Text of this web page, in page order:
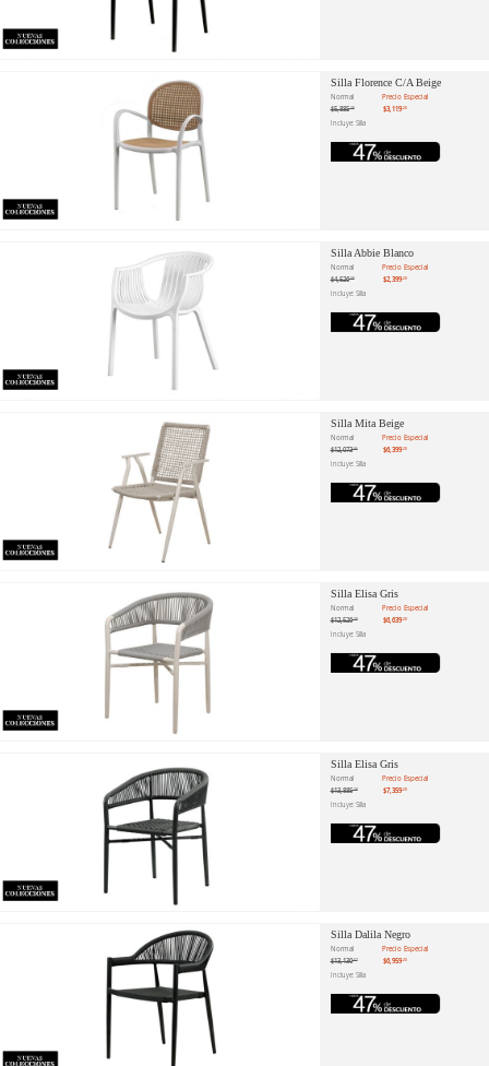
Silla Florence C/A Beige
Normal
$5,885.28
Precio Especial
$3,119.20
Incluye: Silla
Silla Abbie Blanco
Normal
$4,526.79
Precio Especial
$2,399.20
Incluye: Silla
Silla Mita Beige
Normal
$12,073.96
Precio Especial
$6,399.20
Incluye: Silla
Silla Elisa Gris
Normal
$12,526.79
Precio Especial
$6,639.20
Incluye: Silla
Silla Elisa Gris
Normal
$13,885.28
Precio Especial
$7,359.20
Incluye: Silla
Silla Dalila Negro
Normal
$13,130.57
Precio Especial
$6,959.20
Incluye: Silla